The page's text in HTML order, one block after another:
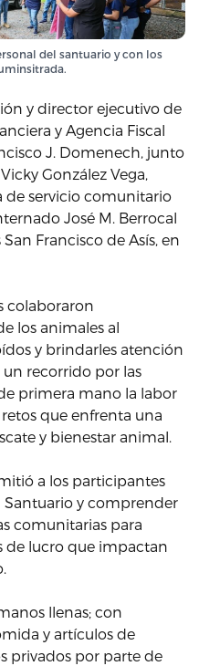
del santuario y con los
y director ejecutivo de
y Agencia Fiscal
J. Domenech, junto
González Vega,
servicio comunitario
José M. Berrocal
Francisco de Asís, en
colaboraron
los animales al
y brindarles atención
un recorrido por las
primera mano la labor
que enfrenta una
y bienestar animal.
a los participantes
y comprender
comunitarias para
de lucro que impactan
llenas; con
y artículos de
privados por parte de